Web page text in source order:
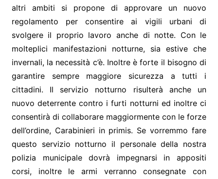
altri ambiti si propone di approvare un nuovo
regolamento per consentire ai vigili urbani di
svolgere il proprio lavoro anche di notte. Con le
molteplici manifestazioni notturne, sia estive che
invernali, la necessità c’è. Inoltre è forte il bisogno di
garantire sempre maggiore sicurezza a tutti i
cittadini. Il servizio notturno risulterà anche un
nuovo deterrente contro i furti notturni ed inoltre ci
consentirà di collaborare maggiormente con le forze
dell’ordine, Carabinieri in primis. Se vorremmo fare
questo servizio notturno il personale della nostra
polizia municipale dovrà impegnarsi in appositi
corsi, inoltre le armi verranno consegnate con